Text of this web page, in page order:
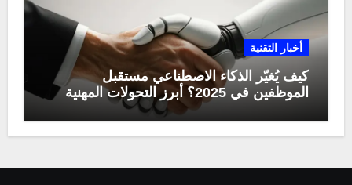
أخبار التقنية
كيف يُغيّر الذكاء الاصطناعي مستقبل
الموظفين في 2025؟ أبرز التحولات المهنية